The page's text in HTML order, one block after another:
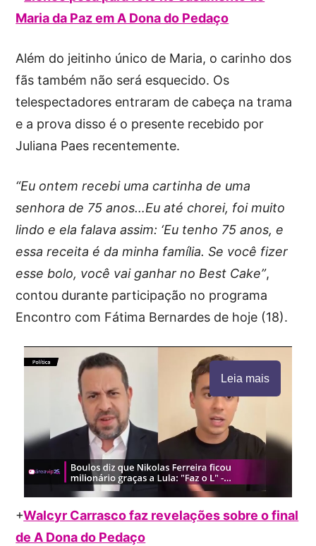
Maria da Paz em A Dona do Pedaço
Além do jeitinho único de Maria, o carinho dos
fãs também não será esquecido. Os
telespectadores entraram de cabeça na trama
e a prova disso é o presente recebido por
Juliana Paes recentemente.
“Eu ontem recebi uma cartinha de uma
senhora de 75 anos…Eu até chorei, foi muito
lindo e ela falava assim: ‘Eu tenho 75 anos, e
essa receita é da minha família. Se você fizer
esse bolo, você vai ganhar no Best Cake”,
contou durante participação no programa
Encontro com Fátima Bernardes de hoje (18).
Leia mais
+Walcyr Carrasco faz revelações sobre o final
de A Dona do Pedaço